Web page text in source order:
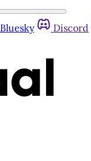
Bluesky Discord